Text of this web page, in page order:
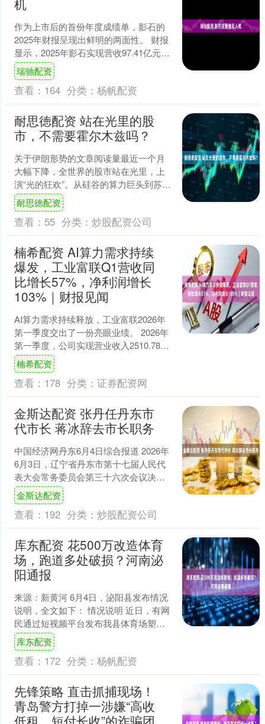
机
作为上市后的首份年度成绩单，影石的
2025年财报呈现出鲜明的两面性。 财报
显示，2025年影石实现营收97.41亿元，
同比增长74.76%，创下历史新高。。
具....
瑞驰配资
查看： 164 分类： 杨帆配资
耐思徳配资 站在光里的股
市，不需要霍尔木兹吗？
关于伊朗形势的文章阅读量最近一个月
大幅下降，全世界的股市站在光里，上
演“光的狂欢”。从硅谷的算力巨头到苏州
的制造工厂，光通信主题的股票涨势如
虹，完全抹平了三月份....
耐思徳配资
查看： 55 分类： 炒股配资公司
楠希配资 AI算力需求持续
爆发，工业富联Q1营收同
比增长57%，净利润增长
103%｜财报见闻
AI算力需求持续释放，工业富联2026年
第一季度交出了一份亮眼业绩。 2026年
第一季度，公司实现营业收入2510.78亿
元，同比增长56.52%；归属于上市公....
楠希配资
查看： 178 分类： 证券配资网
金斯达配资 张丹任丹东市
代市长 蒋冰辞去市长职务
中国经济网丹东6月4日综合报道 2026年
6月3日，辽宁省丹东市第十七届人民代
表大会常务委员会第三十六次会议决
定，接受蒋冰辞去丹东市人民政府市长
职务的请求。 根....
金斯达配资
查看： 192 分类： 炒股配资公司
库东配资 花500万改造体育
场，跑道多处破损？河南泌
阳通报
来源：新黄河 6月4日，泌阳县发布情况
说明，全文如下： 情况说明 近日，有网
民通过短视频平台发布我县体育场塑胶
跑道出现起皮脱胶、基底裸露等问题的
视频，相关内容引....
库东配资
查看： 172 分类： 杨帆配资
先锋策略 直击抓捕现场！
青岛警方打掉一涉嫌“高收